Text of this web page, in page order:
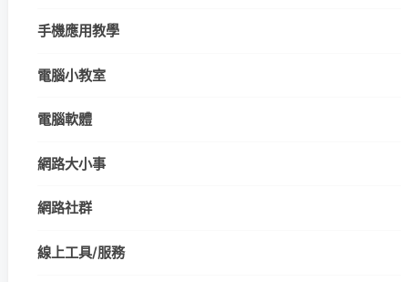
手機應用教學
電腦小教室
電腦軟體
網路大小事
網路社群
線上工具/服務